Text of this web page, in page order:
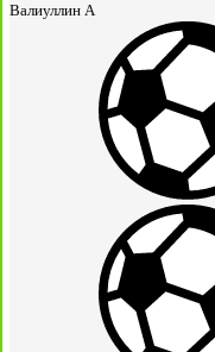
Валиуллин А